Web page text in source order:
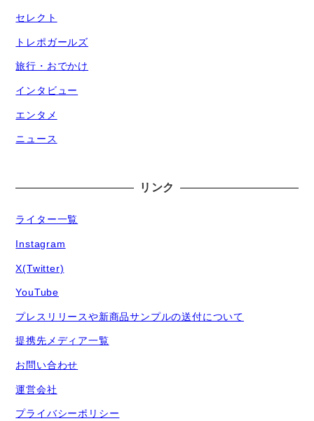
セレクト
トレポガールズ
旅行・おでかけ
インタビュー
エンタメ
ニュース
リンク
ライター一覧
Instagram
X(Twitter)
YouTube
プレスリリースや新商品サンプルの送付について
提携先メディア一覧
お問い合わせ
運営会社
プライバシーポリシー